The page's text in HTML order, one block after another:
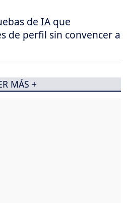
de IA que
de perfil sin convencer a
MÁS +